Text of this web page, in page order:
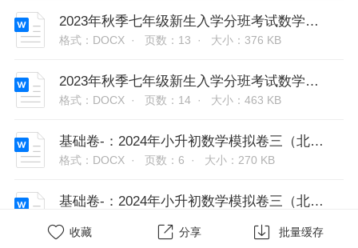
2023年秋季七年级新生入学分班考试数学模拟试卷01（北师大版）（内含答案）
格式：DOCX · 页数：13 · 大小：376 KB
2023年秋季七年级新生入学分班考试数学模拟试卷02（北师大版）（内含答案）
格式：DOCX · 页数：14 · 大小：463 KB
基础卷-：2024年小升初数学模拟卷三（北师大版）A4版
格式：DOCX · 页数：6 · 大小：270 KB
基础卷-：2024年小升初数学模拟卷三（北师大版）答案解析
 收藏  分享  批量缓存